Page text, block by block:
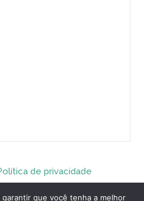
de privacidade
Contato
que você tenha a melhor